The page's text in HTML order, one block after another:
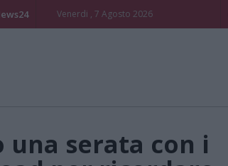
Venerdi , 7 Agosto 2026
una serata con i